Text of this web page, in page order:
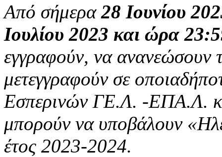
Από σήμερα 28 Ιουνίου
Ιουλίου 2023 και ώρα
εγγραφούν, να ανανεώσουν
μετεγγραφούν σε
Εσπερινών ΓΕ.Λ. -ΕΠΑ.Λ.
μπορούν να υποβάλουν
έτος 2023-2024.